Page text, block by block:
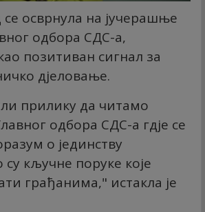
осврнула на јучерашње
одбора СДС-а,
позитиван сигнал за
дјеловање.
прилику да читамо
одбора СДС-а гдје се
о јединству
кључне поруке које
грађанима," истакла је